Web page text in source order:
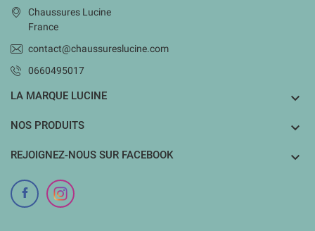
Chaussures Lucine
France
contact@chaussureslucine.com
0660495017
LA MARQUE LUCINE 
NOS PRODUITS 
REJOIGNEZ-NOUS SUR FACEBOOK 